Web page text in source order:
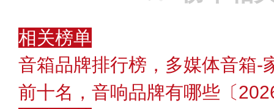
相关榜单
音箱品牌排行榜，多媒体音箱-
前十名，音响品牌有哪些〔